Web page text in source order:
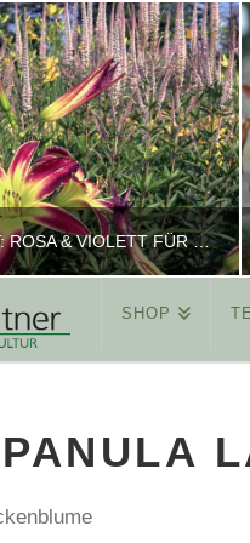
TAGLILIEN NEU ENTDECKT: ROSA & VIOLETT FÜR ROMANTISCHE PFLANZKOMBINATIONEN
16, 2025
SHOP